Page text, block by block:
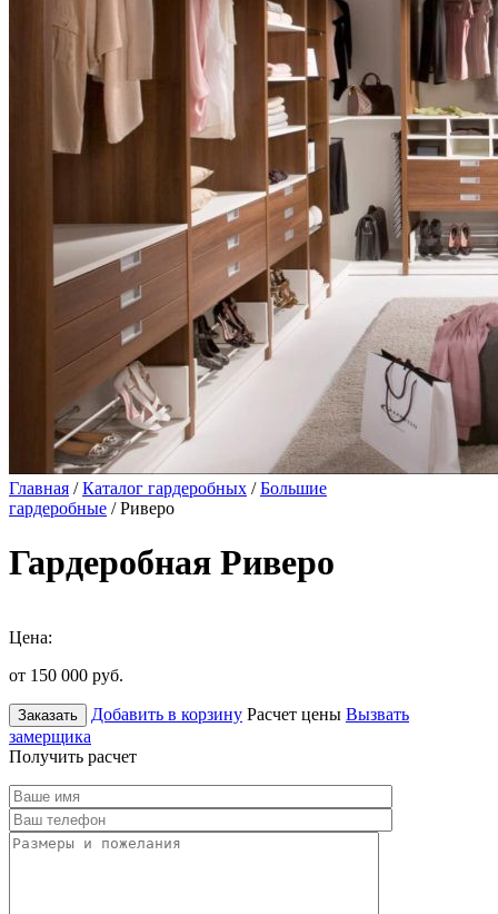
Главная /Каталог гардеробных /Большие
гардеробные / Риверо
Гардеробная Риверо
Цена:
от 150 000 руб.
Заказать Добавить в корзину Расчет цены Вызвать
замерщика
Получить расчет